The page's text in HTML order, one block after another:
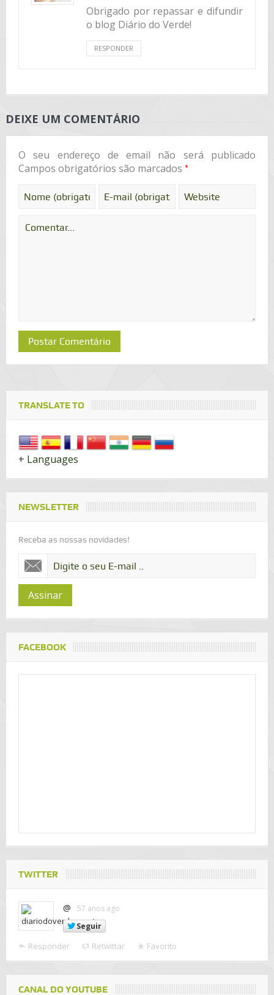
Obrigado por repassar e difundir
o blog Diário do Verde!
RESPONDER
DEIXE UM COMENTÁRIO
O seu endereço de email não será publicado
Campos obrigatórios são marcados *
TRANSLATE TO
+ Languages
NEWSLETTER
Receba as nossas novidades!
Assinar
FACEBOOK
TWITTER
@
57 anos ago
Seguir
Responder Retwittar Favorito
CANAL DO YOUTUBE